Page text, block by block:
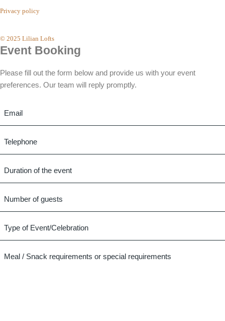
Privacy policy
© 2025 Lilian Lofts
Event Booking
Please fill out the form below and provide us with your event
preferences. Our team will reply promptly.